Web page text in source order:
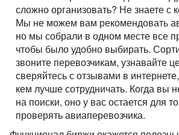
сложно организовать? Не знаете с
Мы не можем вам рекомендовать
но мы собрали в одном месте все
чтобы было удобно выбирать.
звоните перевозчикам, узнавайте
сверяйтесь с отзывами в
кем лучше сотрудничать. Когда вы
на поиски, оно у вас остается для
проверять авиаперевозчика.